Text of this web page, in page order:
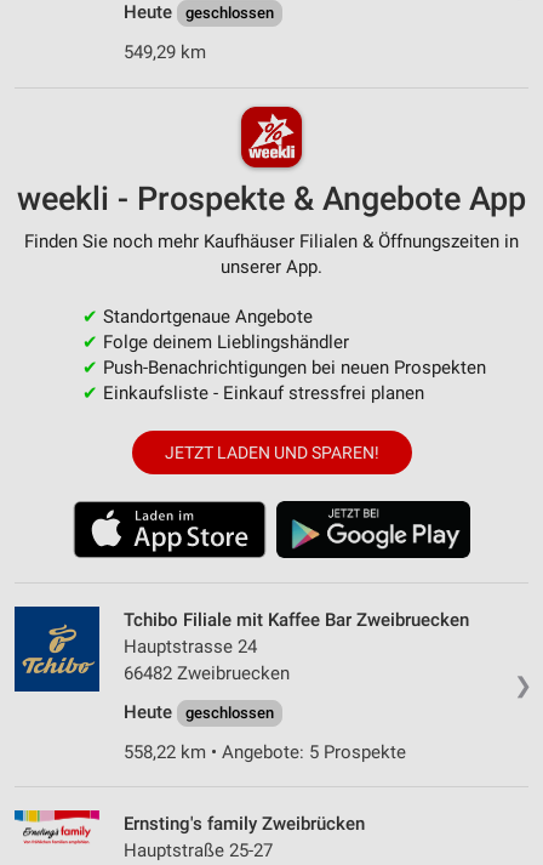
Heute
geschlossen
549,29 km
weekli - Prospekte & Angebote App
Finden Sie noch mehr Kaufhäuser Filialen & Öffnungszeiten in
unserer App.
✔ Standortgenaue Angebote
✔ Folge deinem Lieblingshändler
✔ Push-Benachrichtigungen bei neuen Prospekten
✔ Einkaufsliste - Einkauf stressfrei planen
JETZT LADEN UND SPAREN!
❯
Tchibo Filiale mit Kaffee Bar Zweibruecken
Hauptstrasse 24
66482 Zweibruecken
Heute
geschlossen
558,22 km • Angebote: 5 Prospekte
Ernsting's family Zweibrücken
Hauptstraße 25-27